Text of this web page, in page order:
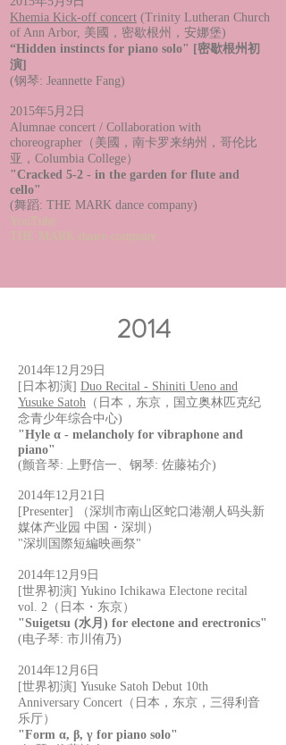
Khemia Kick-off concert (Trinity Lutheran Church
of Ann Arbor, 美國，密歇根州，安娜堡)
“Hidden instincts for piano solo" [密歇根州初
演]
(钢琴: Jeannette Fang)
2015年5月2日
Alumnae concert / Collaboration with
choreographer（美國，南卡罗来纳州，哥伦比
亚，Columbia College）
"Cracked 5-2 - in the garden for flute and
cello"
(舞蹈: THE MARK dance company)
YouTube
THE MARK dance company
2014
2014年12月29日
[日本初演] Duo Recital - Shiniti Ueno and
Yusuke Satoh （日本，东京，国立奥林匹克纪
念青少年综合中心)
"Hyle α - melancholy for vibraphone and
piano"
(颤音琴: 上野信一、钢琴: 佐藤祐介)
2014年12月21日
[Presenter] （深圳市南山区蛇口港潮人码头新
媒体产业园 中国・深圳）
"深圳国際短編映画祭"
2014年12月9日
[世界初演] Yukino Ichikawa Electone recital
vol. 2（日本・东京）
"Suigetsu (水月) for electone and erectronics"
(电子琴: 市川侑乃)
2014年12月6日
[世界初演] Yusuke Satoh Debut 10th
Anniversary Concert（日本，东京，三得利音
乐厅）
"Form α, β, γ for piano solo"